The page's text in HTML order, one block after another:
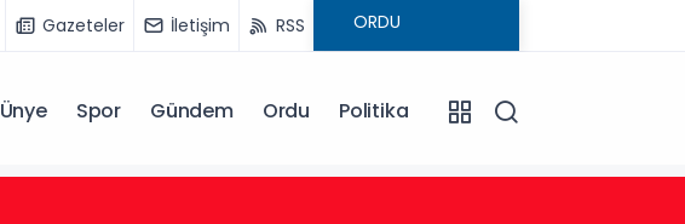
Gazeteler İletişim RSS
Ünye Spor Gündem Ordu Politika